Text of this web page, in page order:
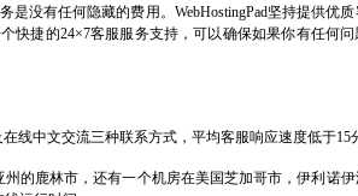
没有任何隐藏的费用。WebHostingPad坚持提供优
快捷的24×7客服服务支持，可以确保如果你有任何
线中文交流三种联系方式，平均客服响应速度低于15
的鹿林市，还有一个机房在美国芝加哥市，伊利诺